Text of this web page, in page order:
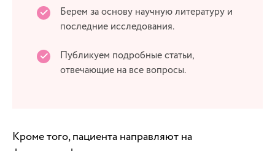
Берем за основу научную литературу и
последние исследования.
Публикуем подробные статьи,
отвечающие на все вопросы.
Кроме того, пациента направляют на